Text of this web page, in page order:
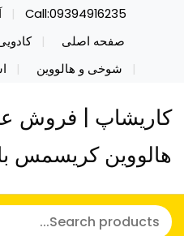
Call:09394916235
صفحه اصلی
شوخی و هالووین
کاریشاپ | فروش
هالووین کریسمس